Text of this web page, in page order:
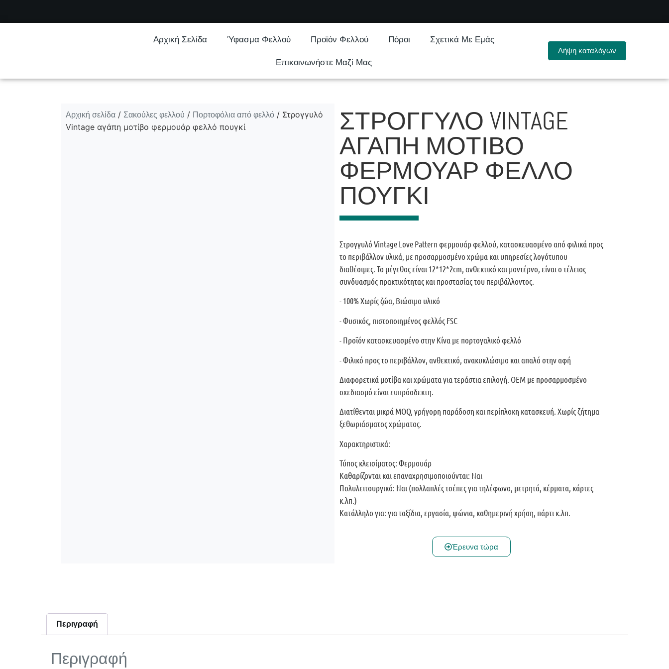
Αρχική Σελίδα Ύφασμα Φελλού Προϊόν Φελλού Πόροι
Σχετικά Με Εμάς
Επικοινωνήστε Μαζί Μας
Λήψη καταλόγων
Αρχική σελίδα / Σακούλες φελλού / Πορτοφόλια από φελλό / Στρογγυλό
Vintage αγάπη μοτίβο φερμουάρ φελλό πουγκί
ΣΤΡΟΓΓΥΛΌ VINTAGE
ΑΓΆΠΗ ΜΟΤΊΒΟ
ΦΕΡΜΟΥΆΡ ΦΕΛΛΌ
ΠΟΥΓΚΊ
Στρογγυλό Vintage Love Pattern φερμουάρ φελλού, κατασκευασμένο από φιλικά προς
το περιβάλλον υλικά, με προσαρμοσμένο χρώμα και υπηρεσίες λογότυπου
διαθέσιμες. Το μέγεθος είναι 12*12*2cm, ανθεκτικό και μοντέρνο, είναι ο τέλειος
συνδυασμός πρακτικότητας και προστασίας του περιβάλλοντος.
- 100% Χωρίς ζώα, Βιώσιμο υλικό
- Φυσικός, πιστοποιημένος φελλός FSC
- Προϊόν κατασκευασμένο στην Κίνα με πορτογαλικό φελλό
- Φιλικό προς το περιβάλλον, ανθεκτικό, ανακυκλώσιμο και απαλό στην αφή
Διαφορετικά μοτίβα και χρώματα για τεράστια επιλογή. OEM με προσαρμοσμένο
σχεδιασμό είναι ευπρόσδεκτη.
Διατίθενται μικρά MOQ, γρήγορη παράδοση και περίπλοκη κατασκευή. Χωρίς ζήτημα
ξεθωριάσματος χρώματος.
Χαρακτηριστικά:
Τύπος κλεισίματος: Φερμουάρ
Καθαρίζονται και επαναχρησιμοποιούνται: Ναι
Πολυλειτουργικό: Ναι (πολλαπλές τσέπες για τηλέφωνο, μετρητά, κέρματα, κάρτες
κ.λπ.)
Κατάλληλο για: για ταξίδια, εργασία, ψώνια, καθημερινή χρήση, πάρτι κ.λπ.
Έρευνα τώρα
Περιγραφή
Περιγραφή